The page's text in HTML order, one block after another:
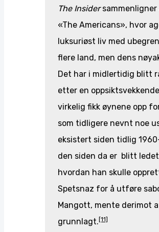
The Insidersammenligner
«The Americans», hvor
luksuriøst liv med
flere land, men dens
Det har i midlertidig blitt
etter en
virkelig fikk øynene opp
som tidligere nevnt noe
eksistert siden tidlig
den siden da er blitt
hvordan han skulle
Spetsnaz for å utføre
Mangott, mente derimot
grunnlagt.[11]